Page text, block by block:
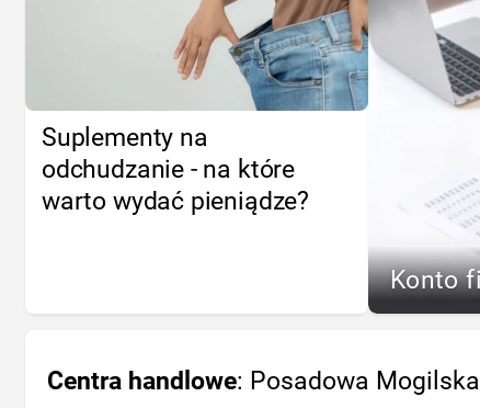
Suplementy na
odchudzanie - na które
warto wydać pieniądze?
Konto
Centra handlowe: Posadowa Mogilska